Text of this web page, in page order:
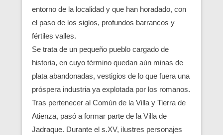
entorno de la localidad y que han horadado, con
el paso de los siglos, profundos barrancos y
fértiles valles.
Se trata de un pequeño pueblo cargado de
historia, en cuyo término quedan aún minas de
plata abandonadas, vestigios de lo que fuera una
próspera industria ya explotada por los romanos.
Tras pertenecer al Común de la Villa y Tierra de
Atienza, pasó a formar parte de la Villa de
Jadraque. Durante el s.XV, ilustres personajes